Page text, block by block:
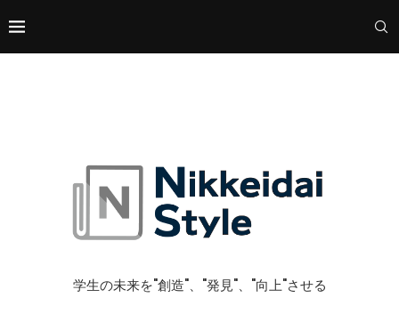
学生の未来を"創造"、"発見"、"向上"させる